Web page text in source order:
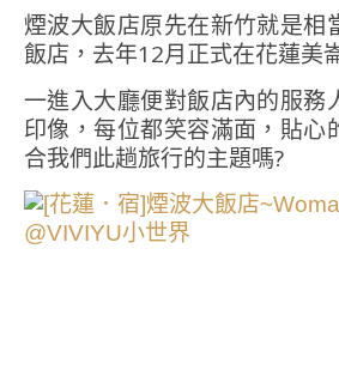
煙波大飯店原先在新竹就是相
飯店，去年12月正式在花蓮美
一進入大廳便對飯店內的服務
印像，每位都笑容滿面，貼心
合我們此趟旅行的主題嗎?